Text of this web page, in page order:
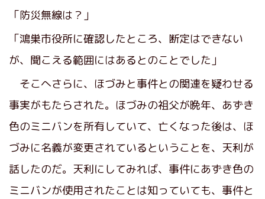
「防災無線は？」
「鴻巣市役所に確認したところ、断定はできない
が、聞こえる範囲にはあるとのことでした」
そこへさらに、ほづみと事件との関連を疑わせる
事実がもたらされた。ほづみの祖父が晩年、あずき
色のミニバンを所有していて、亡くなった後は、ほ
づみに名義が変更されているということを、天利が
話したのだ。天利にしてみれば、事件にあずき色の
ミニバンが使用されたことは知っていても、事件と